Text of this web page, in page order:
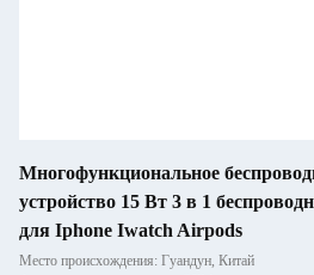
Многофункциональное
устройство 15 Вт 3 в 1
для Iphone Iwatch Airpods
Место происхождения: Гуандун, Китай